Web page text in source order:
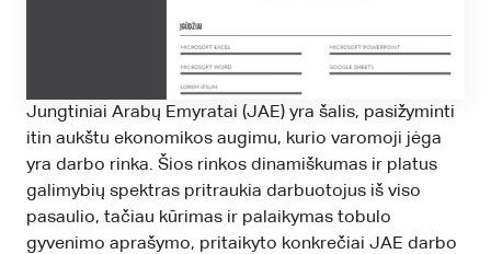
Jungtiniai Arabų Emyratai (JAE) yra šalis, pasižyminti
itin aukštu ekonomikos augimu, kurio varomoji jėga
yra darbo rinka. Šios rinkos dinamiškumas ir platus
galimybių spektras pritraukia darbuotojus iš viso
pasaulio, tačiau kūrimas ir palaikymas tobulo
gyvenimo aprašymo, pritaikyto konkrečiai JAE darbo